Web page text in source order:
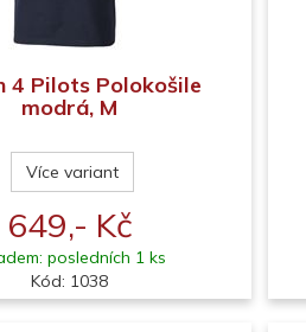
4 Pilots Polokošile
modrá, M
Více variant
649,- Kč
posledních 1 ks
Kód: 1038